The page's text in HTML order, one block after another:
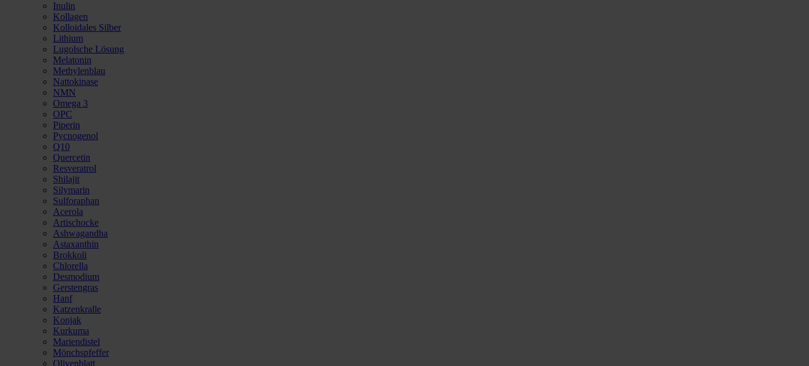
Inulin
Kollagen
Kolloidales Silber
Lithium
Lugolsche Lösung
Melatonin
Methylenblau
Nattokinase
NMN
Omega 3
OPC
Piperin
Pycnogenol
Q10
Quercetin
Resveratrol
Shilajit
Silymarin
Sulforaphan
Acerola
Artischocke
Ashwagandha
Astaxanthin
Brokkoli
Chlorella
Desmodium
Gerstengras
Hanf
Katzenkralle
Konjak
Kurkuma
Mariendistel
Mönchspfeffer
Olivenblatt